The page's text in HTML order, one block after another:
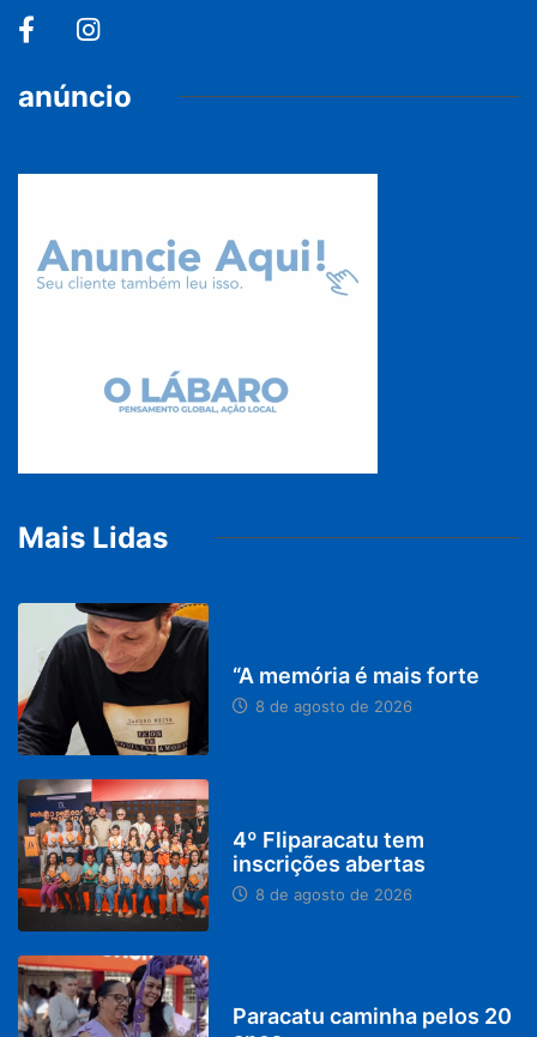
anúncio
Mais Lidas
“A memória é mais forte
8 de agosto de 2026
4º Fliparacatu tem
inscrições abertas
8 de agosto de 2026
Paracatu caminha pelos 20